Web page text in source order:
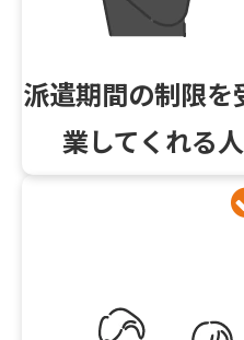
派遣期間の制限を
業してくれる